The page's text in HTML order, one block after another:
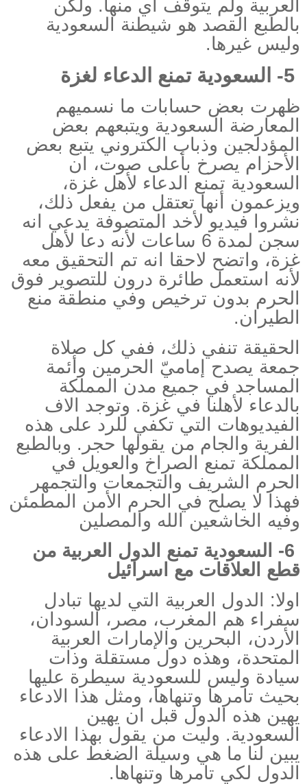
العربية ولم يتوقف أي منها. ولكن
بالطبع القصد هو شيطنة السعودية
وليس غيرها.
5- السعودية تمنع الدعاء لغزة
ظهرت بعض حسابات ما نسميهم
المعارضة السعودية ويتبعهم بعض
المؤدلجين وذباب الكتروني يتبع بعض
الأحزام يصرخ بأعلى صوت، ان
السعودية تمنع الدعاء لأهل غزة،
ويزعمون أنها تعتقل من يفعل ذلك،
نشروا فيديو لأخد المتصوفة يدعي انه
سجن لمدة 6 ساعات لأنه دعا لأهل
غزة، واتضح لاحقا انه تم التحقيق معه
لأنه استعمل طائرة درون للتصوير فوق
الحرم بدون ترخيص وفي منطقة منع
الطيران.
الحقيقة تنفي ذلك، ففي كل صلاة
جمعة يصدح إماميّ الحرمين وأئمة
المساجد في جميع مدن المملكة
بالدعاء لأهلنا في غزة. وتوجد الاف
الفيديوهات التي تكفي للرد على هذه
الفرية والجام من يقولها حجر. وبالطبع
المملكة تمنع الصراخ والعويل في
الحرم الشريف والتجمعات والتجمهر
فهذا لا يصلح في الحرم الأمن المطمئن
وفيه الخاشعين الله والمصلين
6- السعودية
تمنع الدول العربية من
قطع العلاقات مع اسرائيل
اولا: الدول العربية التي لديها تبادل
سفراء هم المغرب، مصر، السودان،
الأردن، البحرين والإمارات العربية
المتحدة، وهذه دول مستقلة وذات
سيادة وليس للسعودية سيطرة عليها
بحيث تامرها وتنهاها، ومثل هذا الادعاء
يهين هذه الدول قبل ان يهين
السعودية. وليت من يقول بهذا الادعاء
يبين لنا ما هي وسيلة الضغط على هذه
الدول لكي تامرها وتنهاها.